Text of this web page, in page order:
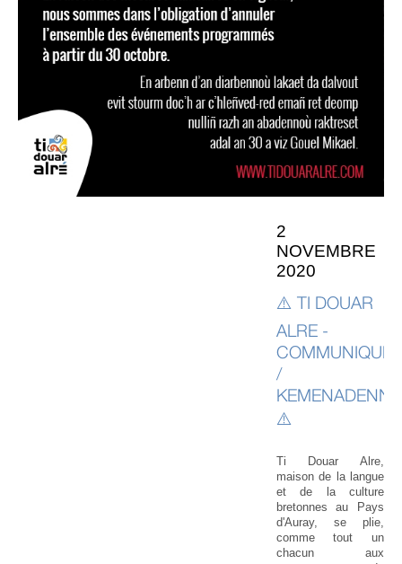
2
NOVEMBRE
2020
⚠️ TI DOUAR
ALRE -
COMMUNIQUÉ
/
KEMENADENN
⚠️
Ti Douar Alre,
maison de la langue
et de la culture
bretonnes au Pays
d'Auray, se plie,
comme tout un
chacun aux